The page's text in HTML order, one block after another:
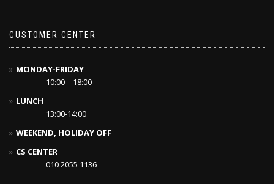
CUSTOMER CENTER
MONDAY-FRIDAY
10:00 – 18:00
LUNCH
13:00-14:00
WEEKEND, HOLIDAY OFF
CS CENTER
010 2055 1136